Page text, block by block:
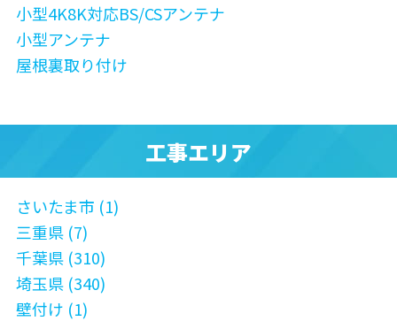
小型4K8K対応BS/CSアンテナ
小型アンテナ
屋根裏取り付け
工事エリア
さいたま市 (1)
三重県 (7)
千葉県 (310)
埼玉県 (340)
壁付け (1)